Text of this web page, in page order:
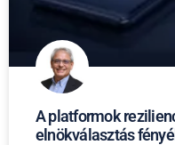
A platformok
elnökválasztás